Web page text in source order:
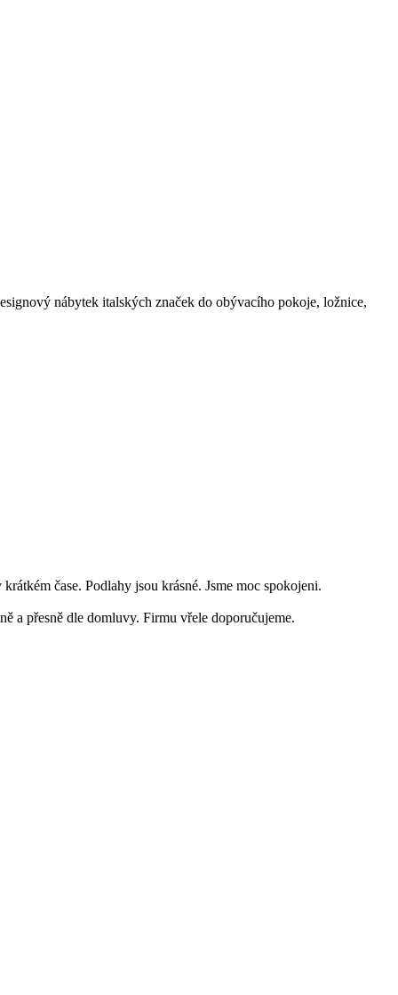
nábytek italských značek do obývacího pokoje, ložnice,
čase. Podlahy jsou krásné. Jsme moc spokojeni.
a přesně dle domluvy. Firmu vřele doporučujeme.